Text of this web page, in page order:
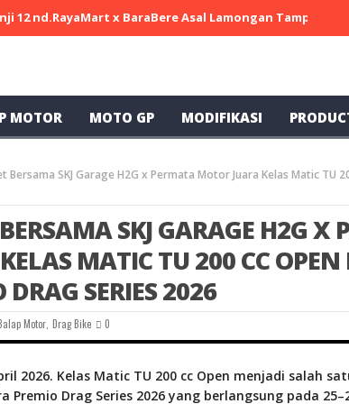
12 nd.RayaMart x BaraBere Asal Lamongan Tampil
MOTOR MOTO GP MODIFIKASI
Bersama SKJ Garage H2G x Permata Motor Juara Kelas Matic TU
SKJ GARAGE H2G X
MATIC TU 200 CC OPEN
SERIES 2026
Motor Drag Bike 0
2026. Kelas Matic TU 200 cc Open menjadi salah
Drag Series 2026 yang berlangsung pada